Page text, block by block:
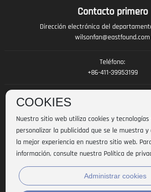
Contacto primero
Dirección electrónica del
wilsonfan@eastfound.com
Teléfono:
+86-411-39953199
Calle Gangtuo, n.º 6, Zona Industrial Portuaria
Jinzhou, Ciudad de Dalian, Provincia de Liaoning,
Protección de derechos de
辽ICP备2026013621号 Licence
Propuesto por: 300.cn Declaración
COOKIES
Nuestro sitio web utiliza cookies y
personalizar la publicidad que se le muestra
la mejor experiencia en nuestro sitio web.
información, consulte nuestra Política de
Administrar cookies